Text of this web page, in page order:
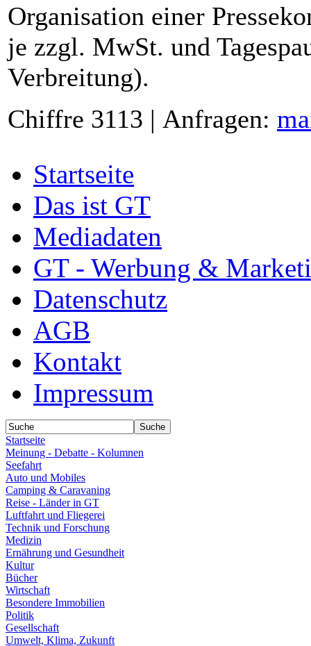
Organisation einer
je zzgl. MwSt. und
Verbreitung).
Chiffre 3113 | Anfragen:
Startseite
Das ist GT
Mediadaten
GT - Werbung &
Datenschutz
AGB
Kontakt
Impressum
Startseite
Meinung - Debatte - Kolumnen
Seefahrt
Auto und Mobiles
Camping & Caravaning
Reise - Länder in GT
Luftfahrt und Fliegerei
Technik und Forschung
Medizin
Ernährung und Gesundheit
Kultur
Bücher
Wirtschaft
Besondere Immobilien
Politik
Gesellschaft
Umwelt, Klima, Zukunft